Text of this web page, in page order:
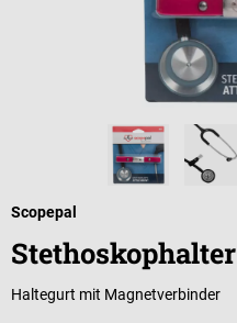
Scopepal
Stethoskophalter
Haltegurt mit Magnetverbinder